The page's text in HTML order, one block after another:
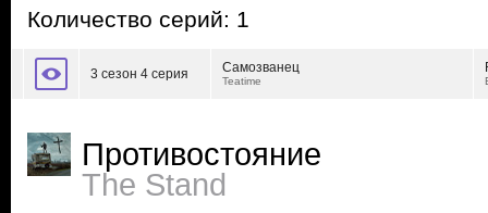
Количество серий: 1
3 сезон 4 серия Самозванец
Teatime
Противостояние
The Stand